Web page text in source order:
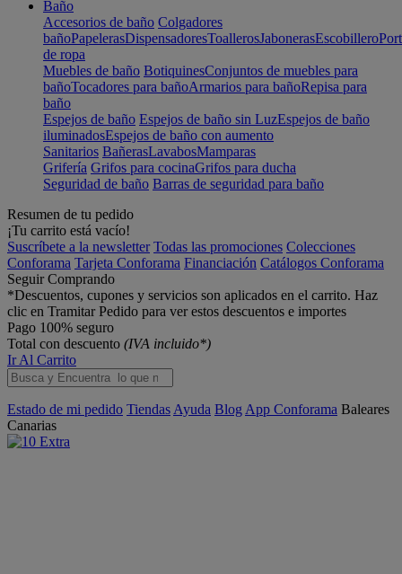
Baño
Accesorios de baño Colgadores
bañoPapelerasDispensadoresToallerosJabonerasEscobillero
de ropa
Muebles de baño BotiquinesConjuntos de muebles para
bañoTocadores para bañoArmarios para bañoRepisa para
baño
Espejos de baño Espejos de baño sin LuzEspejos de baño
iluminadosEspejos de baño con aumento
Sanitarios BañerasLavabosMamparas
Grifería Grifos para cocinaGrifos para ducha
Seguridad de baño Barras de seguridad para baño
Resumen de tu pedido
¡Tu carrito está vacío!
Suscríbete a la newsletter Todas las promociones Colecciones
Conforama Tarjeta Conforama Financiación Catálogos Conforama
Seguir Comprando
*Descuentos, cupones y servicios son aplicados en el carrito. Haz
clic en Tramitar Pedido para ver estos descuentos e importes
Pago 100% seguro
Total con descuento (IVA incluido*)
Ir Al Carrito
Estado de mi pedido Tiendas Ayuda Blog App Conforama Baleares
Canarias